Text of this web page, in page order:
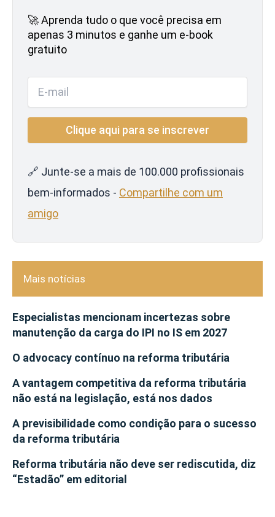
🚀 Aprenda tudo o que você precisa em
apenas 3 minutos e ganhe um e-book
gratuito
🔗 Junte-se a mais de 100.000 profissionais
bem-informados - Compartilhe com um
amigo
Mais notícias
Especialistas mencionam incertezas sobre
manutenção da carga do IPI no IS em 2027
O advocacy contínuo na reforma tributária
A vantagem competitiva da reforma tributária
não está na legislação, está nos dados
A previsibilidade como condição para o sucesso
da reforma tributária
Reforma tributária não deve ser rediscutida, diz
“Estadão” em editorial